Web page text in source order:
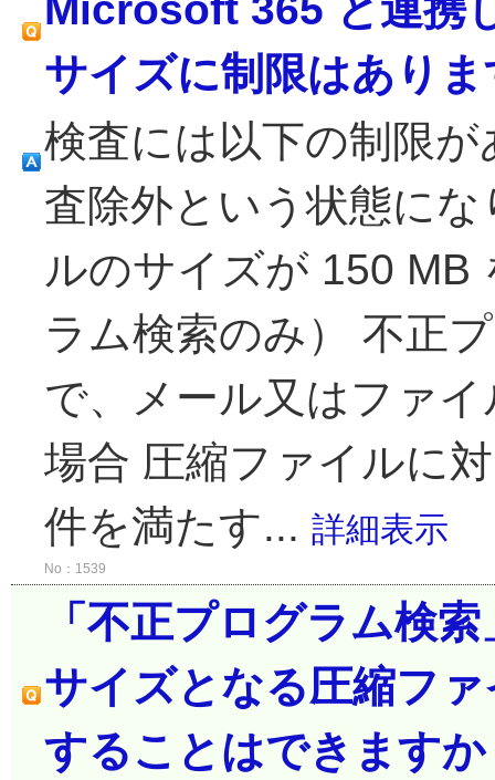
サイズに制限はあり
検査には以下の制限
査除外という状態に
ルのサイズが 150 MB
ラム検索のみ） 不正
で、メール又はファ
場合 圧縮ファイルに
件を満たす... 詳細表示
No：1539
「不正プログラム検
サイズとなる圧縮フ
することはできます